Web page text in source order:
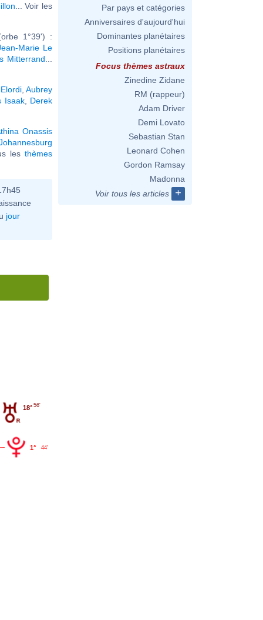
... Voir les
1°39') :
Marie Le
Mitterrand
,Aubrey
Isaak, Derek
Onassis
lesthèmes
jour
1° 44'
18° 56'
Par pays et catégories
Anniversaires d'aujourd'hui
Dominantes planétaires
Positions planétaires
Focus thèmes astraux
Zinedine Zidane
RM (rappeur)
Adam Driver
Demi Lovato
Sebastian Stan
Leonard Cohen
Gordon Ramsay
Madonna
Voir tous les articles
+